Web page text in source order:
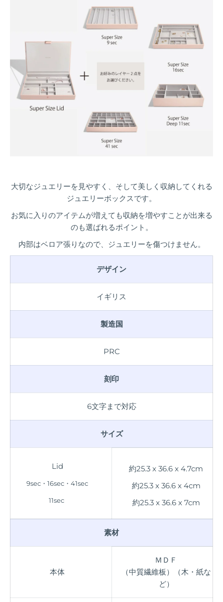
大切なジュエリーを見やすく、そして美しく収納してくれる
ジュエリーボックスです。
お気に入りのアイテムが増えても収納を増やすことが出来る
のも選ばれるポイント。
内部はベロア張りなので、ジュエリーを傷つけません。
デザイン
イギリス
製造国
PRC
刻印
6文字まで対応
サイズ
Lid
9sec・16sec・41sec
11sec
約25.3 x 36.6 x 4.7cm
約25.3 x 36.6 x 4cm
約25.3 x 36.6 x 7cm
素材
本体
ＭＤＦ
（中質繊維板）（木・紙な
ど）